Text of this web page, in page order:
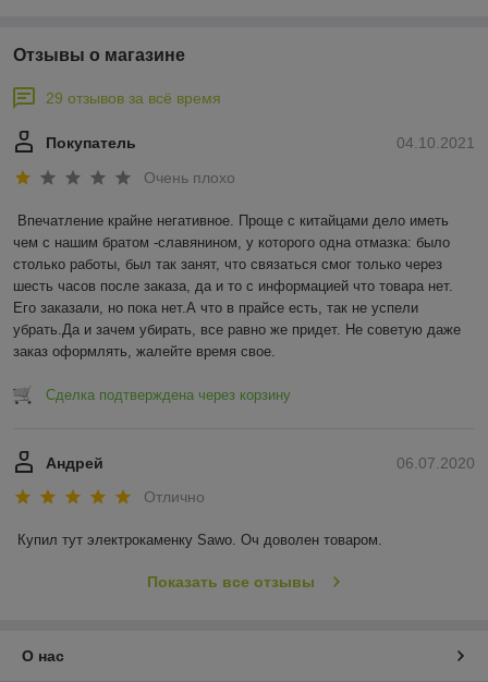
Отзывы о магазине
29 отзывов за всё время
04.10.2021
Покупатель
Очень плохо
Впечатление крайне негативное. Проще с китайцами дело иметь
чем с нашим братом -славянином, у которого одна отмазка: было
столько работы, был так занят, что связаться смог только через
шесть часов после заказа, да и то с информацией что товара нет.
Его заказали, но пока нет.А что в прайсе есть, так не успели
убрать.Да и зачем убирать, все равно же придет. Не советую даже
заказ оформлять, жалейте время свое.
Сделка подтверждена через корзину
06.07.2020
Андрей
Отлично
Купил тут электрокаменку Sawo. Оч доволен товаром.
Показать все отзывы
О нас